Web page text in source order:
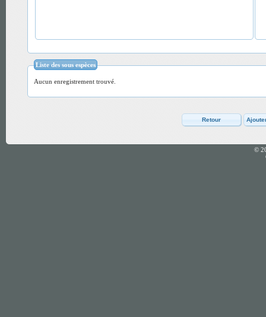
Liste des sous espèces
Aucun enregistrement trouvé.
©